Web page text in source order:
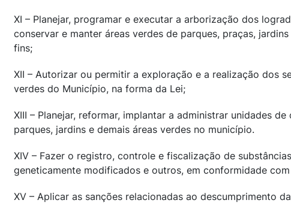
XI – Planejar, programar e executar a arborização dos
conservar e manter áreas verdes de parques, praças,
fins;
XII – Autorizar ou permitir a exploração e a realização dos
verdes do Município, na forma da Lei;
XIII – Planejar, reformar, implantar a administrar unidades
parques, jardins e demais áreas verdes no município.
XIV – Fazer o registro, controle e fiscalização de
geneticamente modificados e outros, em conformidade
XV – Aplicar as sanções relacionadas ao descumprimento